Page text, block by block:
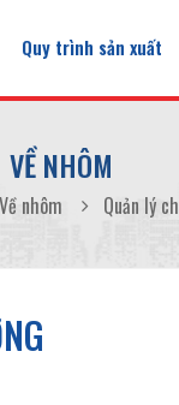
Quy trình sản xuất
VỀ NHÔM
Về nhôm Quản lý